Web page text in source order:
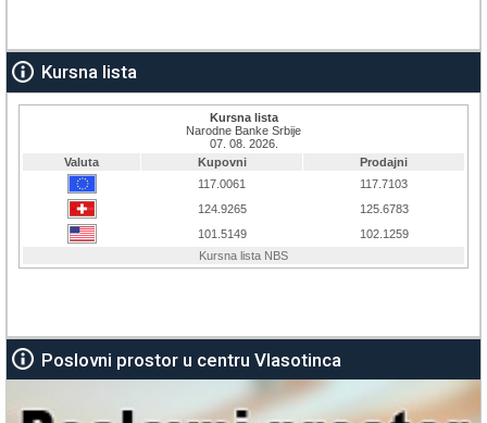
Kursna lista
Poslovni prostor u centru Vlasotinca